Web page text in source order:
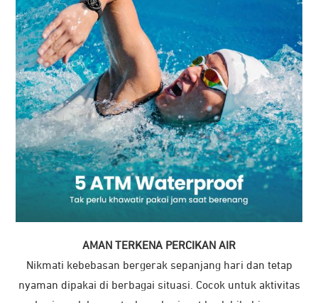
AMAN TERKENA PERCIKAN AIR
Nikmati kebebasan bergerak sepanjang hari dan tetap
nyaman dipakai di berbagai situasi. Cocok untuk aktivitas